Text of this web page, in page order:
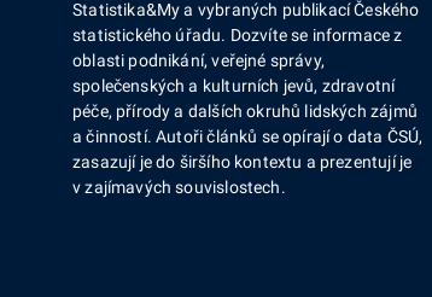
Statistika&My a vybraných publikací Českého
statistického úřadu. Dozvíte se informace z
oblasti podnikání, veřejné správy,
společenských a kulturních jevů, zdravotní
péče, přírody a dalších okruhů lidských zájmů
a činností. Autoři článků se opírají o data ČSÚ,
zasazují je do širšího kontextu a prezentují je
v zajímavých souvislostech.